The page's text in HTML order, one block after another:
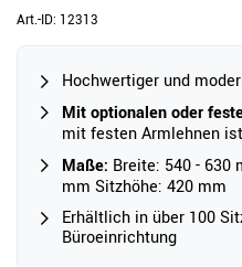
Art.-ID: 12313
Hochwertiger und
Mit optionalen oder
mit festen Armlehnen
Maße: Breite: 540 - 630
mm Sitzhöhe: 420 mm
Erhältlich in über 100
Büroeinrichtung